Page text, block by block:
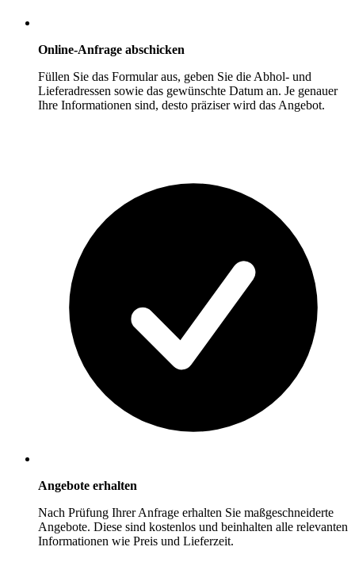
Online-Anfrage abschicken
Füllen Sie das Formular aus, geben Sie die Abhol- und
Lieferadressen sowie das gewünschte Datum an. Je genauer
Ihre Informationen sind, desto präziser wird das Angebot.
Angebote erhalten
Nach Prüfung Ihrer Anfrage erhalten Sie maßgeschneiderte
Angebote. Diese sind kostenlos und beinhalten alle relevanten
Informationen wie Preis und Lieferzeit.